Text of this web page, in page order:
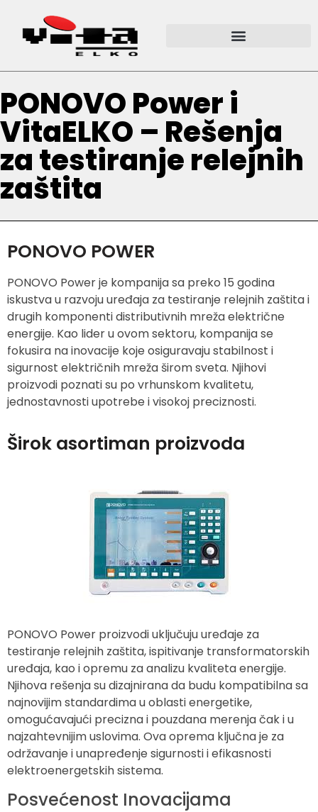
PONOVO Power i
VitaELKO – Rešenja
za testiranje relejnih
zaštita
PONOVO POWER
PONOVO Power je kompanija sa preko 15 godina
iskustva u razvoju uređaja za testiranje relejnih zaštita i
drugih komponenti distributivnih mreža električne
energije. Kao lider u ovom sektoru, kompanija se
fokusira na inovacije koje osiguravaju stabilnost i
sigurnost električnih mreža širom sveta. Njihovi
proizvodi poznati su po vrhunskom kvalitetu,
jednostavnosti upotrebe i visokoj preciznosti.
Širok asortiman proizvoda
PONOVO Power proizvodi uključuju uređaje za
testiranje relejnih zaštita, ispitivanje transformatorskih
uređaja, kao i opremu za analizu kvaliteta energije.
Njihova rešenja su dizajnirana da budu kompatibilna sa
najnovijim standardima u oblasti energetike,
omogućavajući precizna i pouzdana merenja čak i u
najzahtevnijim uslovima. Ova oprema ključna je za
održavanje i unapređenje sigurnosti i efikasnosti
elektroenergetskih sistema.
Posvećenost Inovacijama